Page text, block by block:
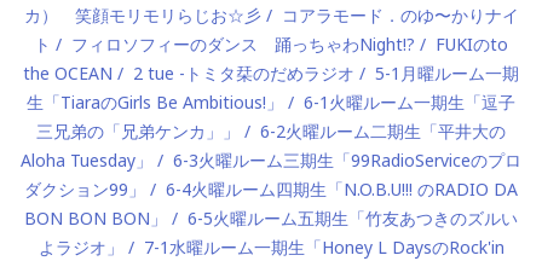
カ） 笑顔モリモリらじお☆彡
コアラモード．のゆ〜かりナイ
ト
フィロソフィーのダンス 踊っちゃわNight!?
FUKIのto
the OCEAN
2 tue -トミタ栞のだめラジオ
5-1月曜ルーム一期
生「TiaraのGirls Be Ambitious!」
6-1火曜ルーム一期生「逗子
三兄弟の「兄弟ケンカ」」
6-2火曜ルーム二期生「平井大の
Aloha Tuesday」
6-3火曜ルーム三期生「99RadioServiceのプロ
ダクション99」
6-4火曜ルーム四期生「N.O.B.U!!! のRADIO DA
BON BON BON」
6-5火曜ルーム五期生「竹友あつきのズルい
よラジオ」
7-1水曜ルーム一期生「Honey L DaysのRock'in